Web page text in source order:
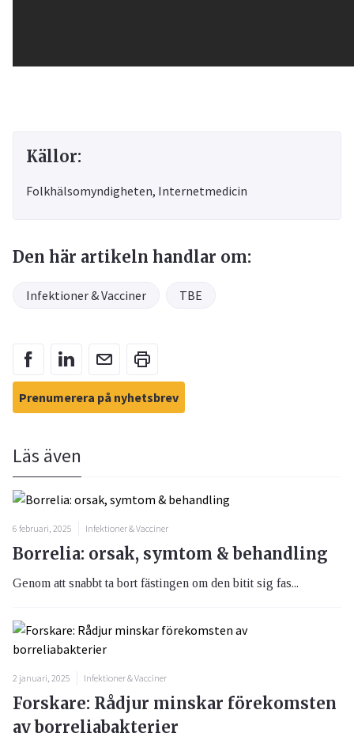
Källor:
Folkhälsomyndigheten, Internetmedicin
Den här artikeln handlar om:
Infektioner & Vacciner TBE
Prenumerera på nyhetsbrev
Läs även
6 februari, 2025 Infektioner & Vacciner
Borrelia: orsak, symtom & behandling
Genom att snabbt ta bort fästingen om den bitit sig fas...
2 januari, 2025 Infektioner & Vacciner
Forskare: Rådjur minskar förekomsten
av borreliabakterier